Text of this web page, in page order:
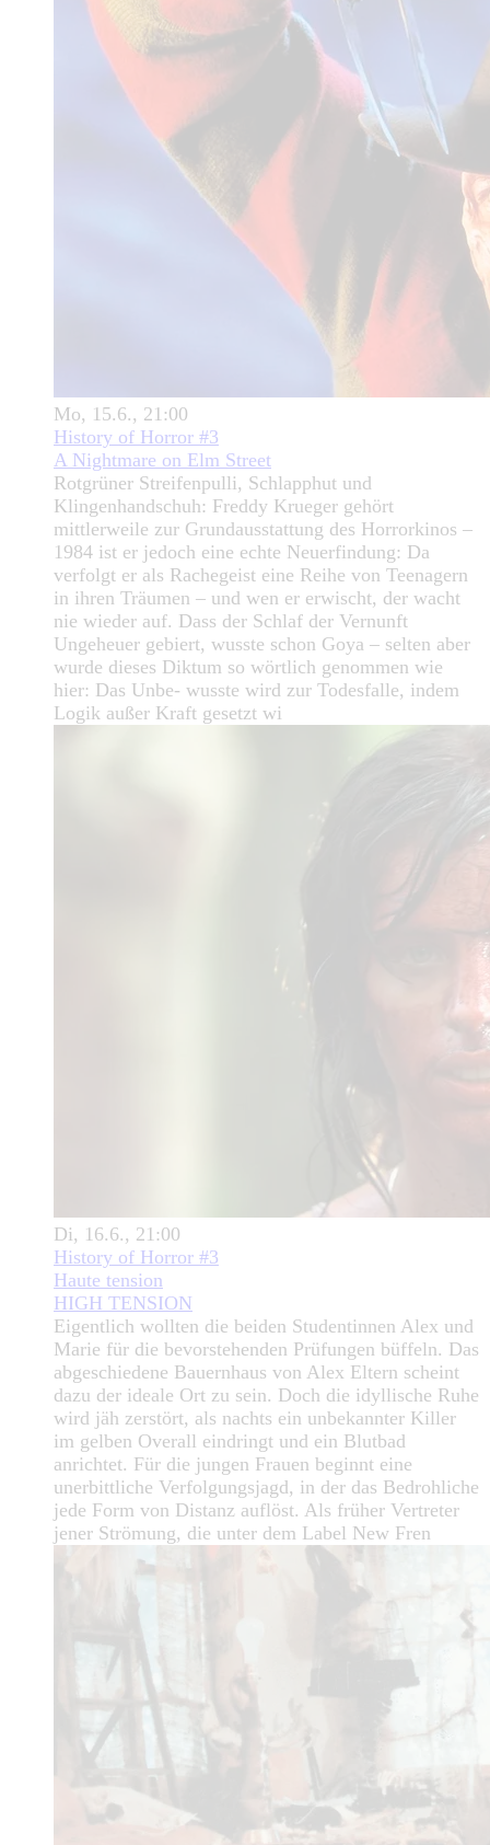
Mo, 15.6., 21:00
History of Horror #3
A Nightmare on Elm Street
Rotgrüner Streifenpulli, Schlapphut und
Klingenhandschuh: Freddy Krueger gehört
mittlerweile zur Grundausstattung des Horrorkinos –
1984 ist er jedoch eine echte Neuerfindung: Da
verfolgt er als Rachegeist eine Reihe von Teenagern
in ihren Träumen – und wen er erwischt, der wacht
nie wieder auf. Dass der Schlaf der Vernunft
Ungeheuer gebiert, wusste schon Goya – selten aber
wurde dieses Diktum so wörtlich genommen wie
hier: Das Unbe- wusste wird zur Todesfalle, indem
Logik außer Kraft gesetzt wi
Di, 16.6., 21:00
History of Horror #3
Haute tension
HIGH TENSION
Eigentlich wollten die beiden Studentinnen Alex und
Marie für die bevorstehenden Prüfungen büffeln. Das
abgeschiedene Bauernhaus von Alex Eltern scheint
dazu der ideale Ort zu sein. Doch die idyllische Ruhe
wird jäh zerstört, als nachts ein unbekannter Killer
im gelben Overall eindringt und ein Blutbad
anrichtet. Für die jungen Frauen beginnt eine
unerbittliche Verfolgungsjagd, in der das Bedrohliche
jede Form von Distanz auflöst. Als früher Vertreter
jener Strömung, die unter dem Label New Fren